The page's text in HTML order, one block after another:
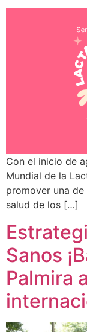
Con el inicio de
Mundial de la
promover una
salud de los […]
Sanos
Palmira